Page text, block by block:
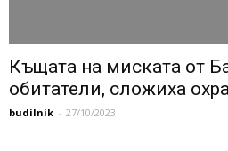
Къщата на миската от
обитатели, сложиха
budilnik - 27/10/2023